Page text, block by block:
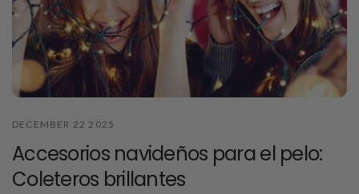
DECEMBER 22 2025
Accesorios navideños para el pelo:
Coleteros brillantes